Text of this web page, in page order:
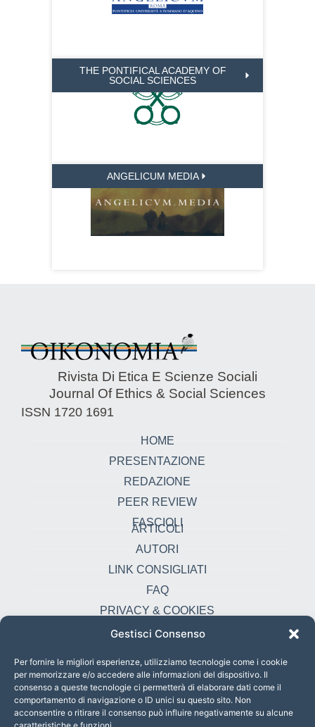
Gestisci Consenso
Per fornire le migliori esperienze, utilizziamo tecnologie come i cookie
per memorizzare e/o accedere alle informazioni del dispositivo. Il
consenso a queste tecnologie ci permetterà di elaborare dati come il
comportamento di navigazione o ID unici su questo sito. Non
acconsentire o ritirare il consenso può influire negativamente su alcune
THE PONTIFICAL ACADEMY OF
SOCIAL SCIENCES
ANGELICUM MEDIA
Rivista Di Etica E Scienze Sociali
Journal Of Ethics & Social Sciences
ISSN 1720 1691
HOME
PRESENTAZIONE
REDAZIONE
PEER REVIEW
FASCIOLI
ARTICOLI
AUTORI
LINK CONSIGLIATI
FAQ
PRIVACY & COOKIES
oikonomia@pust.it
+39 06 67 02 338
Largo Angelicum 1, 00184 Roma, Italia